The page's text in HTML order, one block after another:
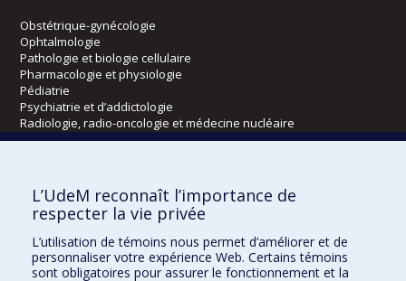
Obstétrique-gynécologie
Ophtalmologie
Pathologie et biologie cellulaire
Pharmacologie et physiologie
Pédiatrie
Psychiatrie et d’addictologie
Radiologie, radio-oncologie et médecine nucléaire
Kinésiologie et des sciences de l’activité physique
Orthophonie et audiologie
Réadaptation
L’UdeM reconnaît l’importance de
respecter la vie privée
L’utilisation de témoins nous permet d’améliorer et de
personnaliser votre expérience Web. Certains témoins
sont obligatoires pour assurer le fonctionnement et la